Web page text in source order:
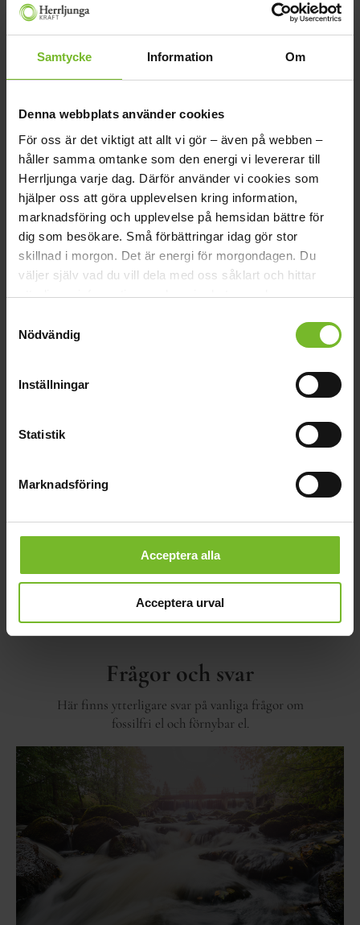
Samtycke Information Om
Denna webbplats använder cookies
För oss är det viktigt att allt vi gör – även på webben –
håller samma omtanke som den energi vi levererar till
Herrljunga varje dag. Därför använder vi cookies som
hjälper oss att göra upplevelsen kring information,
marknadsföring och upplevelse på hemsidan bättre för
dig som besökare. Små förbättringar idag gör stor
skillnad i morgon. Det är energi för morgondagen. Du
väljer själv vad du vill dela med oss såklart och hittar
ytterligare information om hur vi arbetar med
Nödvändig
Inställningar
Statistik
Marknadsföring
Acceptera alla
Acceptera urval
Du kan också ringa oss på 0513 – 220 51.
För förnybar el tillkommer en rörlig kostnad som varierar
Hur har priserna för
ursprungsgarantier gällande
förnybar el utvecklats?
gällande förnybara energikällor har utvecklats under de
senaste två åren. Vill du veta vad ursprungsgarantier innebär
Frågor och svar
Här finns ytterligare svar på vanliga frågor om
fossilfri el och förnybar el.